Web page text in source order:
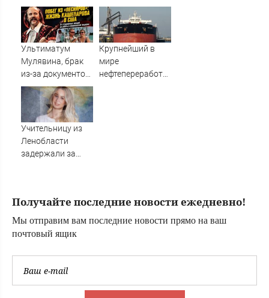
последние
новости на 7
августа 2026 и
прогнозы
млн рублей
Ультиматум
Мулявина, брак
из-за документов
и пиццерия во
Флориде: как
сложилась
судьба солиста
«Песняров»
Крупнейший в
мире
нефтепереработчик
Учительницу из
Ленобласти
задержали за
Получайте последние новости ежедневно!
Мы отправим вам последние новости прямо на ваш
почтовый ящик